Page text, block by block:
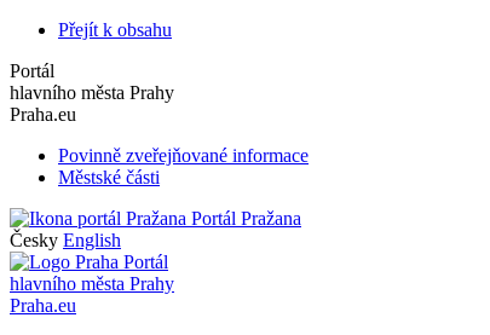
Přejít k obsahu
Portál
hlavního města Prahy
Praha.eu
Povinně zveřejňované informace
Městské části
Portál Pražana
Česky English
Portál
hlavního města Prahy
Praha.eu